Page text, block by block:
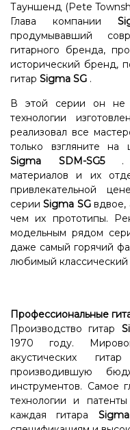
Тауншенд (Pete
Глава компании
продумывавший
гитарного бренда,
исторический бренд,
гитар Sigma SG .
В этой серии он не
технологии
реализовал все
только взгляните на
Sigma SDM-SG5.
материалов и их
привлекательной
серииSigma SGвдвое,
чем их прототипы.
модельным рядом
даже самый горячий
любимый классический
Профессиональные
Производство гитар
1970 году.
акустических
производившую
инструментов. Самое
технологии и
каждая гитара Sigma